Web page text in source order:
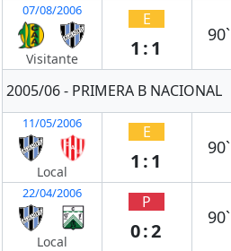
07/08/2006
Visitante
E
1:1
90`
2005/06 - PRIMERA B NACIONAL
11/05/2006
Local
E
1:1
90`
22/04/2006
Local
P
0:2
90`